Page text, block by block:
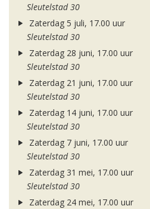
Sleutelstad 30
Zaterdag 5 juli, 17.00 uur
Sleutelstad 30
Zaterdag 28 juni, 17.00 uur
Sleutelstad 30
Zaterdag 21 juni, 17.00 uur
Sleutelstad 30
Zaterdag 14 juni, 17.00 uur
Sleutelstad 30
Zaterdag 7 juni, 17.00 uur
Sleutelstad 30
Zaterdag 31 mei, 17.00 uur
Sleutelstad 30
Zaterdag 24 mei, 17.00 uur